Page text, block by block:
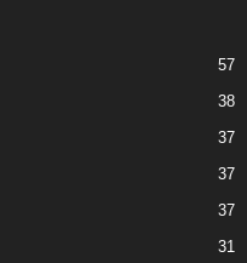
57
38
37
37
37
31